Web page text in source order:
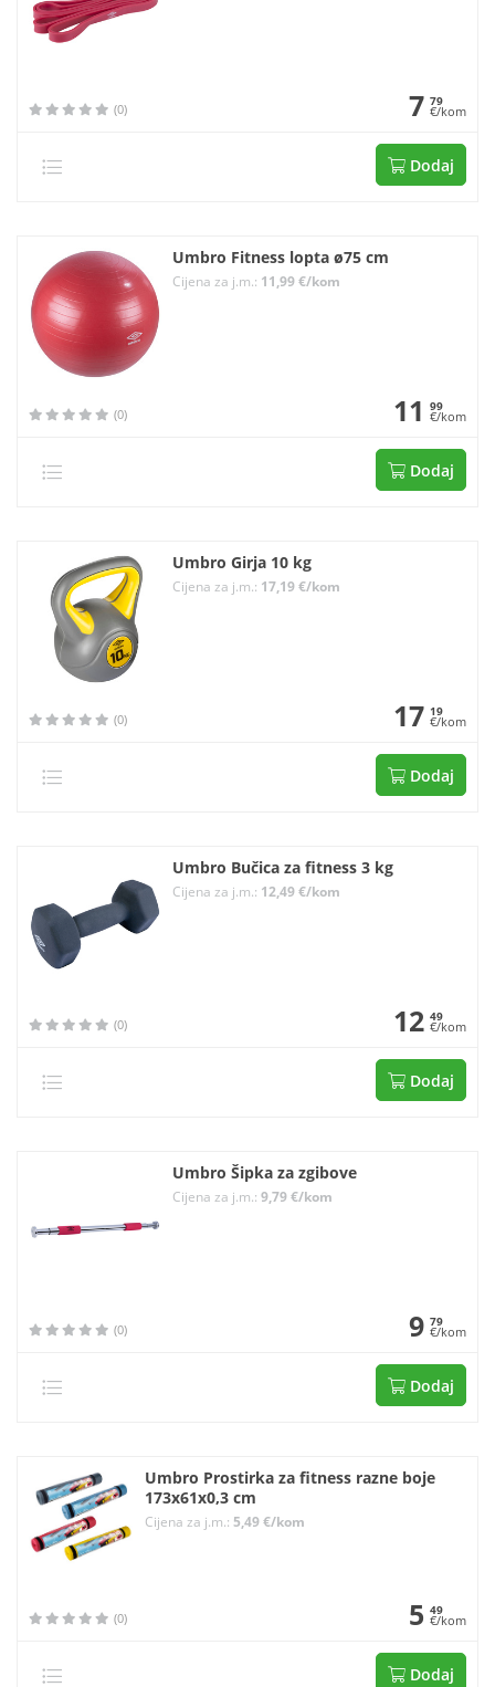
(0) 7 79
€/kom
Dodaj
Umbro Fitness lopta ø75 cm
Cijena za j.m.: 11,99 €/kom
(0) 11 99
€/kom
Dodaj
Umbro Girja 10 kg
Cijena za j.m.: 17,19 €/kom
(0) 17 19
€/kom
Dodaj
Umbro Bučica za fitness 3 kg
Cijena za j.m.: 12,49 €/kom
(0) 12 49
€/kom
Dodaj
Umbro Šipka za zgibove
Cijena za j.m.: 9,79 €/kom
(0) 9 79
€/kom
Dodaj
Umbro Prostirka za fitness razne boje
173x61x0,3 cm
Cijena za j.m.: 5,49 €/kom
(0) 5 49
€/kom
Dodaj